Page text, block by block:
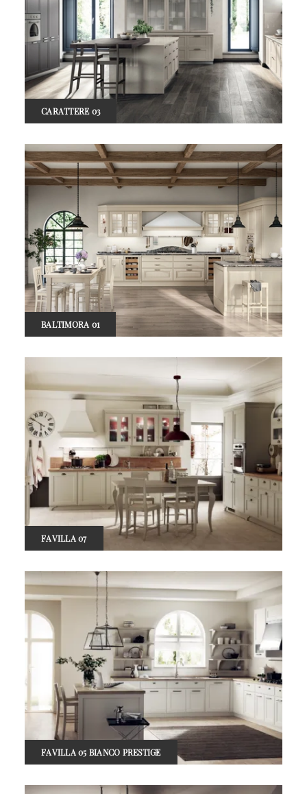
CARATTERE 03
BALTIMORA 01
FAVILLA 07
FAVILLA 05 BIANCO PRESTIGE